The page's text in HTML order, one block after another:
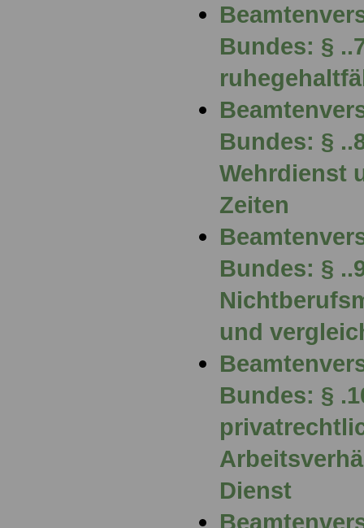
Bundes: §
Bundes: §
Wehrdienst
Zeiten
Bundes: §
und
Bundes: §
Dienst